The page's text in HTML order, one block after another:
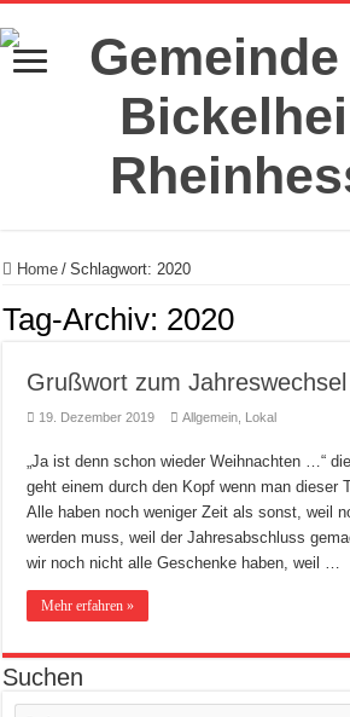
Home / Schlagwort:2020
Tag-Archiv: 2020
Grußwort zum
19. Dezember 2019 Allgemein Lokal
„Ja ist denn schon wieder Weihnachten …“
geht einem durch den Kopf wenn man dieser
Alle haben noch weniger Zeit als sonst, weil
werden muss, weil der Jahresabschluss
wir noch nicht alle Geschenke haben, weil …
Mehr erfahren »
Suchen